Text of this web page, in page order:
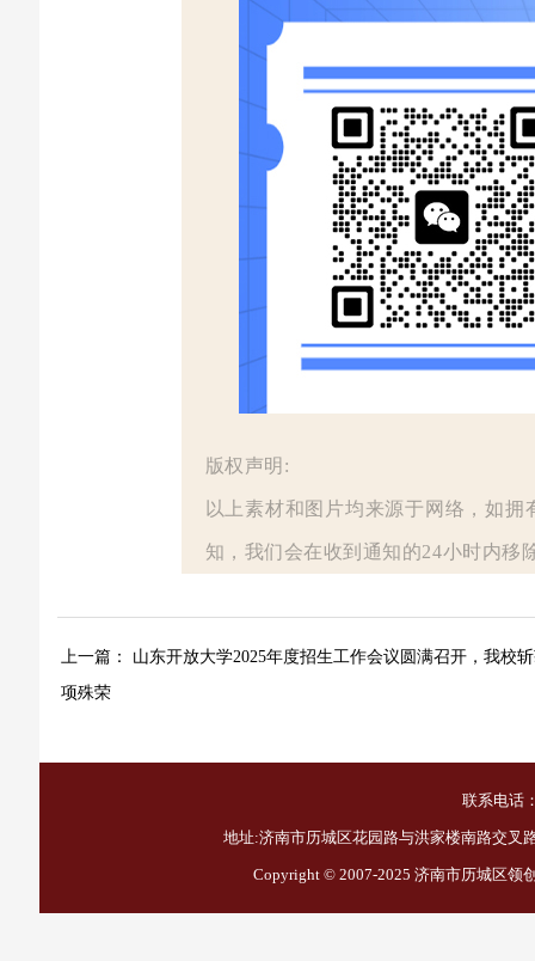
版权声明:
以上素材和图片均来源于网络，如
知，我们会在收到通知的24小时内移
上一篇：
山东开放大学2025年度招生工作会议圆满召开，我校
项殊荣
联系电话
地址:济南市历城区花园路与洪家楼南路交叉
Copyright © 2007-2025 济南市历城区领